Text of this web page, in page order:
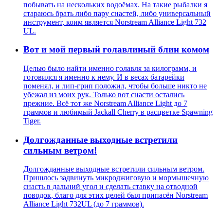
побывать на нескольких водоёмах. На такие рыбалки я
стараюсь брать либо пару снастей, либо универсальный
инструмент, коим является Norstream Alliance Light 732
UL.
Вот и мой первый голавлиный блин комом
Целью было найти именно голавля за килограмм, и
готовился я именно к нему. И в весах батарейки
поменял, и лип-грип положил, чтобы больше никто не
убежал из моих рук. Только вот снасти остались
прежние. Всё тот же Norstream Alliance Light до 7
граммов и любимый Jackall Cherry в расцветке Spawning
Tiger.
Долгожданные выходные встретили
сильным ветром!
Долгожданные выходные встретили сильным ветром.
Пришлось задвинуть микроджиговую и мормышечную
снасть в дальний угол и сделать ставку на отводной
поводок, благо для этих целей был припасён Norstream
Alliance Light 732UL (до 7 граммов).